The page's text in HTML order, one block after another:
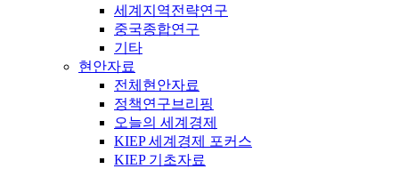
세계지역전략연구
중국종합연구
기타
현안자료
전체현안자료
정책연구브리핑
오늘의 세계경제
KIEP 세계경제 포커스
KIEP 기초자료